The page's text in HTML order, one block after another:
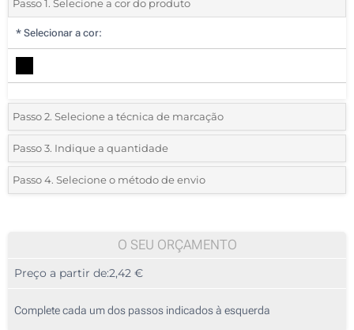
Passo 1. Selecione a cor do produto
* Selecionar a cor:
Passo 2. Selecione a técnica de marcação
*Selecione o tipo de marcação e as cores do logotipo:
1 Cor (Num lado)
Passo 3. Indique a quantidade
*Quantidade mínima:10
20
50
Passo 4. Selecione o método de envio
O SEU ORÇAMENTO
Preço a partir de:2,42 €
Complete cada um dos passos indicados à esquerda